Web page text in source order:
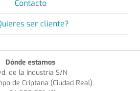
Contacto
ser cliente?
Dónde estamos
de la Industria S/N
de Criptana (Ciudad Real)